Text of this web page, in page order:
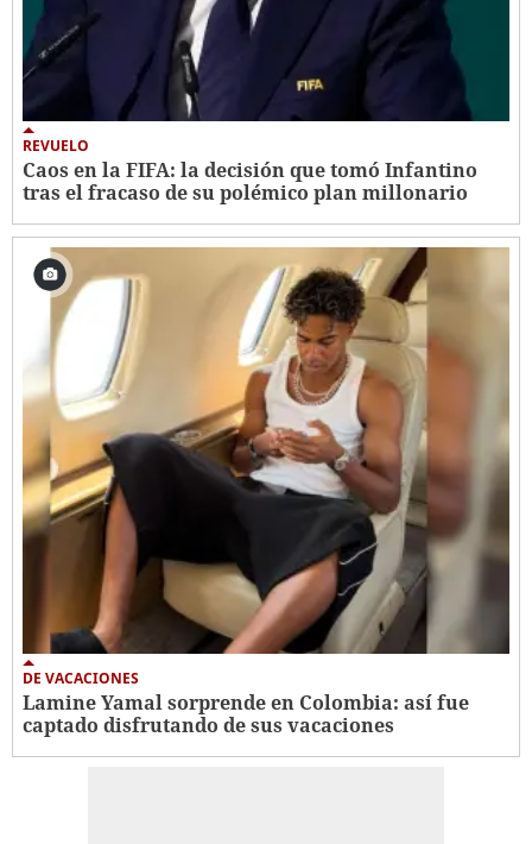
REVUELO
Caos en la FIFA: la decisión que tomó Infantino
tras el fracaso de su polémico plan millonario
DE VACACIONES
Lamine Yamal sorprende en Colombia: así fue
captado disfrutando de sus vacaciones